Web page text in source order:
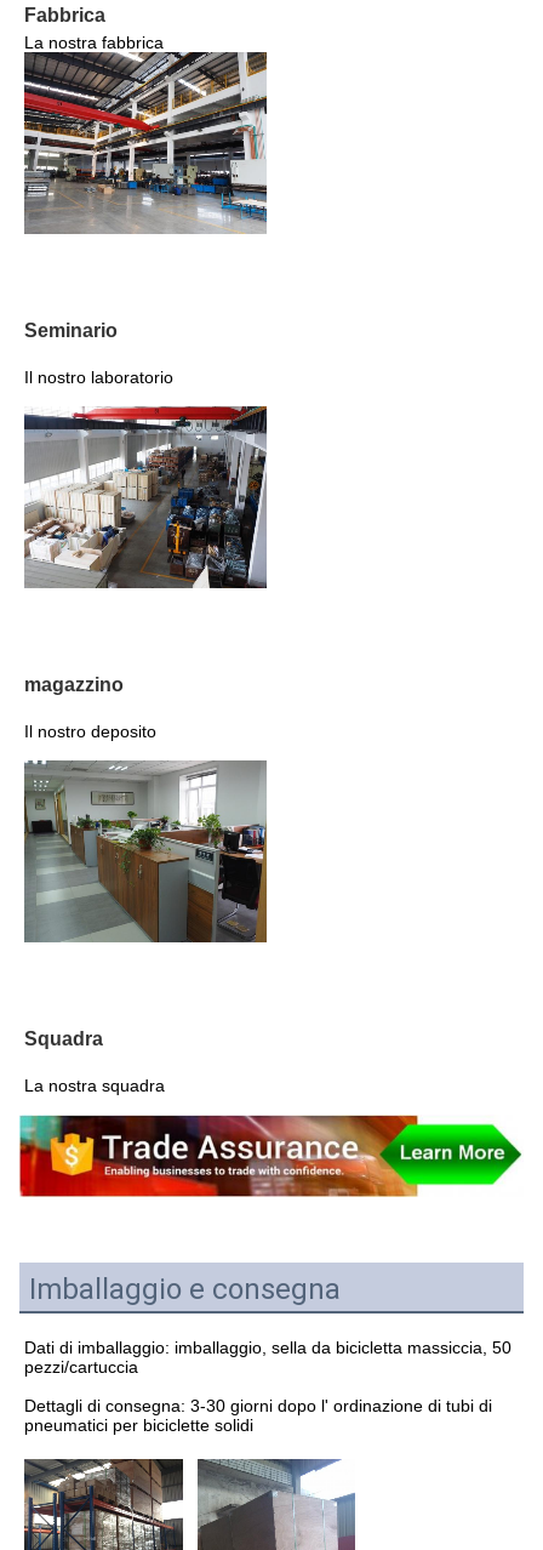
Fabbrica
La nostra fabbrica
Seminario
Il nostro laboratorio
magazzino
Il nostro deposito
Squadra
La nostra squadra
Imballaggio e consegna
Dati di imballaggio: imballaggio, sella da bicicletta massiccia, 50
pezzi/cartuccia
Dettagli di consegna: 3-30 giorni dopo l' ordinazione di tubi di
pneumatici per biciclette solidi